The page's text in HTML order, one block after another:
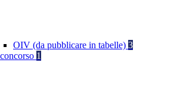
OIV (da pubblicare in tabelle) 3
1